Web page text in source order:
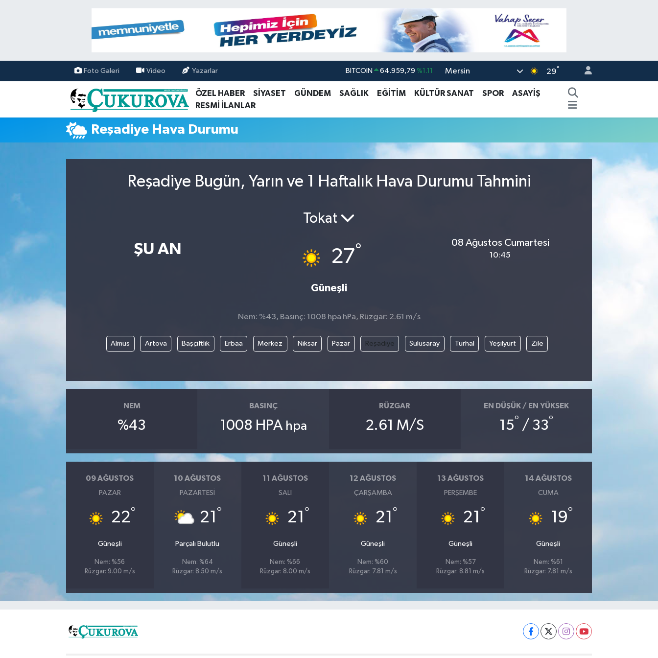
Foto Galeri Video Yazarlar BITCOIN 64.959,79 %1.11
DOLAR 47,7436 %0.18
GRAM ALTIN 6660.55 %0.03
BİST100 13.779 %-14
Mersin 29°
ÖZEL HABER SİYASET GÜNDEM SAĞLIK EĞİTİM KÜLTÜR SANAT SPOR
ASAYİŞ
RESMİ İLANLAR
Reşadiye Hava Durumu
Reşadiye Bugün, Yarın ve 1 Haftalık Hava Durumu Tahmini
ŞU AN
Tokat
27°
Güneşli
08 Ağustos Cumartesi
10:45
Nem: %43, Basınç: 1008 hpa hPa, Rüzgar: 2.61 m/s
Almus Artova Başçiftlik Erbaa Merkez Niksar Pazar Reşadiye Sulusaray Turhal Yeşilyurt Zile
NEM
%43
BASINÇ
1008 HPA hpa
RÜZGAR
2.61 M/S
EN DÜŞÜK / EN YÜKSEK
15° / 33°
09 AĞUSTOS
PAZAR
22°
Güneşli
Nem: %56
Rüzgar: 9.00 m/s
10 AĞUSTOS
PAZARTESI
21 °
Parçalı Bulutlu
Nem: %64
Rüzgar: 8.50 m/s
11 AĞUSTOS
SALI
21 °
Güneşli
Nem: %66
Rüzgar: 8.00 m/s
12 AĞUSTOS
ÇARŞAMBA
21 °
Güneşli
Nem: %60
Rüzgar: 7.81 m/s
13 AĞUSTOS
PERŞEMBE
21 °
Güneşli
Nem: %57
Rüzgar: 8.81 m/s
14 AĞUSTOS
CUMA
19°
Güneşli
Nem: %61
Rüzgar: 7.81 m/s
Mersin Nöbetçi Eczaneler
Mersin Hava Durumu
Mersin Namaz Vakitleri
Mersin Trafik Yoğunluk Haritası
Süper Lig Puan Durumu ve Fikstür
Tüm Manşetler